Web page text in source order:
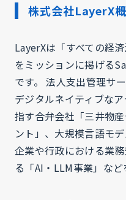
株式会社LayerX
LayerXは「すべての経
をミッションに掲げる
です。 法人支出管理サ
デジタルネイティブな
指す合弁会社「三井物
ント」、大規模言語モ
企業や行政における業
る「AI・LLM事業」など